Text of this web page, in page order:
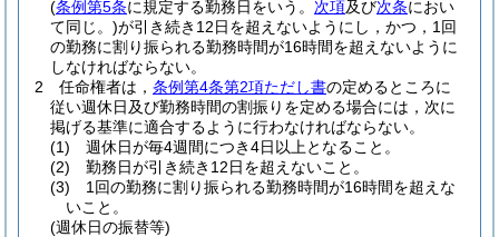
(条例第5条に規定する勤務日をいう。 次項及び次条におい
て同じ。)が引き続き12日を超えないようにし，かつ，1回
の勤務に割り振られる勤務時間が16時間を超えないように
しなければならない。
2
任命権者は， 条例第4条第2項ただし書の定めるところに
従い週休日及び勤務時間の割振りを定める場合には，次に
掲げる基準に適合するように行わなければならない。
(1)
週休日が毎4週間につき4日以上となること。
(2)
勤務日が引き続き12日を超えないこと。
(3)
1回の勤務に割り振られる勤務時間が16時間を超えな
いこと。
(週休日の振替等)